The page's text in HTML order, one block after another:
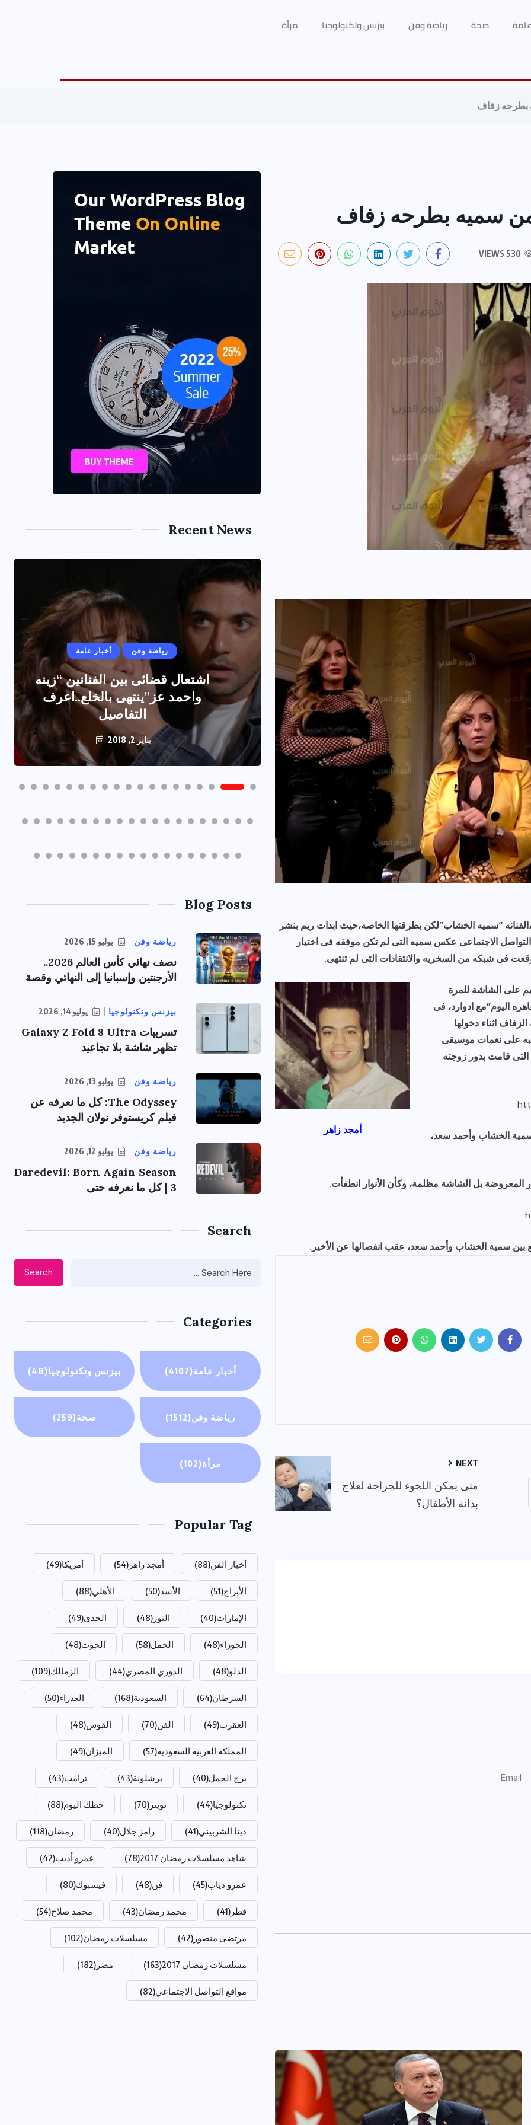
صحة رياضة وفن بيزنس وتكنولوجيا مرأة
بطرحه زفاف
من سميه بطرحه زفاف
،الفنانه “سميه الخشاب”لكن بطرقتها الخاصه،حيث ابدات ريم بنشر
الاجتماعى عكس سميه التى لم تكن موفقه فى اختيار
فى شبكه من السخريه والانتقادات التى لم تنتهى.
أمجد زاهر
على الشاشة للمرة
اليوم”مع ادوارد، فى
اثناء دخولها
على نغمات موسيقى
التى قامت بدور زوجته
الخشاب وأحمد سعد،
المعروضة بل الشاشة مظلمة، وكأن الأنوار انطفأت.
سمية الخشاب وأحمد سعد، عقب انفصالها عن الأخير.
NEXT
متى يمكن اللجوء للجراحة لعلاج
بدانة الأطفال؟
Recent News
أخبار عامة رياضة وفن
اشتعال قضائى بين الفنانين “زينه
واحمد عز”ينتهى بالخلع..اعرف
التفاصيل
يناير 2, 2018
أخبار عامة
رصد كامل للقاء “سميره سعيد”
مع صاحبه السعاده واعلان
اعتزالها الفن
ديسمبر 26, 2017
Blog Posts
رياضة وفن يوليو 15, 2026
نصف نهائي كأس العالم 2026..
الأرجنتين وإسبانيا إلى النهائي وقصة
بيزنس وتكنولوجيا يوليو 14, 2026
تسريبات Galaxy Z Fold 8 Ultra
تظهر شاشة بلا تجاعيد
رياضة وفن يوليو 13, 2026
The Odyssey: كل ما نعرفه عن
فيلم كريستوفر نولان الجديد
رياضة وفن يوليو 12, 2026
Daredevil: Born Again Season
3 | كل ما نعرفه حتى
Search
Search
Categories
أخبار عامة(4107) بيزنس وتكنولوجيا(48)
رياضة وفن(1512) صحة(259)
مرأة(102)
Popular Tag
أخبار الفن(88) أمجد زاهر (54) أمريكا(49)
الأبراج(51) الأسد(50) الأهلي(88)
الإمارات(40) الثور (48) الجدي(49)
الجوزاء(48) الحمل(58) الحوت(48)
الدلو(48) الدوري المصري(44) الزمالك(109)
السرطان(64) السعودية(168) العذراء(50)
العقرب(49) الفن(70) القوس(48)
المملكة العربية السعودية(57) الميزان(49)
برج الحمل(40) برشلونة(43) ترامب(43)
تكنولوجيا(44) تويتر (70) حظك اليوم(88)
دينا الشربيني(41) رامز جلال(40) رمضان(118)
شاهد مسلسلات رمضان 2017 (78) عمرو أديب(42)
عمرو دياب(45) فن(48) فيسبوك(80)
قطر (41) محمد رمضان(43) محمد صلاح(54)
مرتضى منصور (42) مسلسلات رمضان(102)
مسلسلات رمضان 2017 (163) مصر (182)
مواقع التواصل الاجتماعي(82)